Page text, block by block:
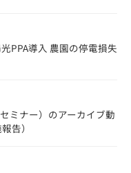
PPA導入 農園の停電損失
ミナー）のアーカイブ動
告）